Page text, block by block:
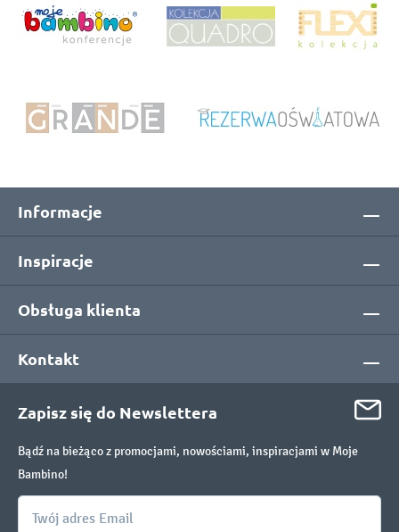
Informacje
Inspiracje
Obsługa klienta
Kontakt
Zapisz się do Newslettera
Bądź na bieżąco z promocjami, nowościami, inspiracjami w Moje
Bambino!